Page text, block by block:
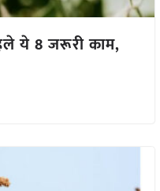
ये 8 जरूरी काम,